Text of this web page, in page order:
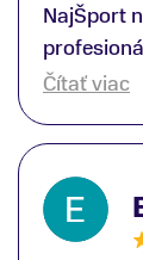
NajŠport
ďakujem
lyžiarskej
Atomic;
som sa,
Čítať viac